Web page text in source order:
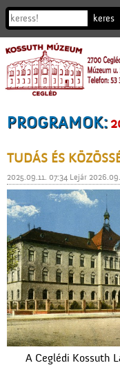
PROGRAMOK:
TUDÁS ÉS
2025.09.11. 07:34 Lejár
A Ceglédi Kossuth